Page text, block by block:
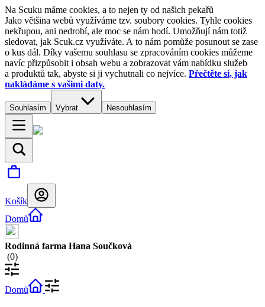
Na Scuku máme cookies, a to nejen ty od našich pekařů
Jako většina webů využíváme tzv. soubory cookies. Tyhle cookies
nekřupou, ani nedrobí, ale moc se nám hodí. Umožňují nám totiž
sledovat, jak Scuk.cz využíváte. A to nám pomůže posunout se zase
o kus dál. Díky vašemu souhlasu se zpracováním cookies můžeme
navíc přizpůsobit i obsah webu a zobrazovat vám nabídku služeb
a produktů tak, abyste si ji vychutnali co nejvíce. Přečtěte si, jak
nakládáme s vašimi daty.
Souhlasím Vybrat Nesouhlasím
Košík
Domů
Rodinná farma Hana Součková
(0)
Domů